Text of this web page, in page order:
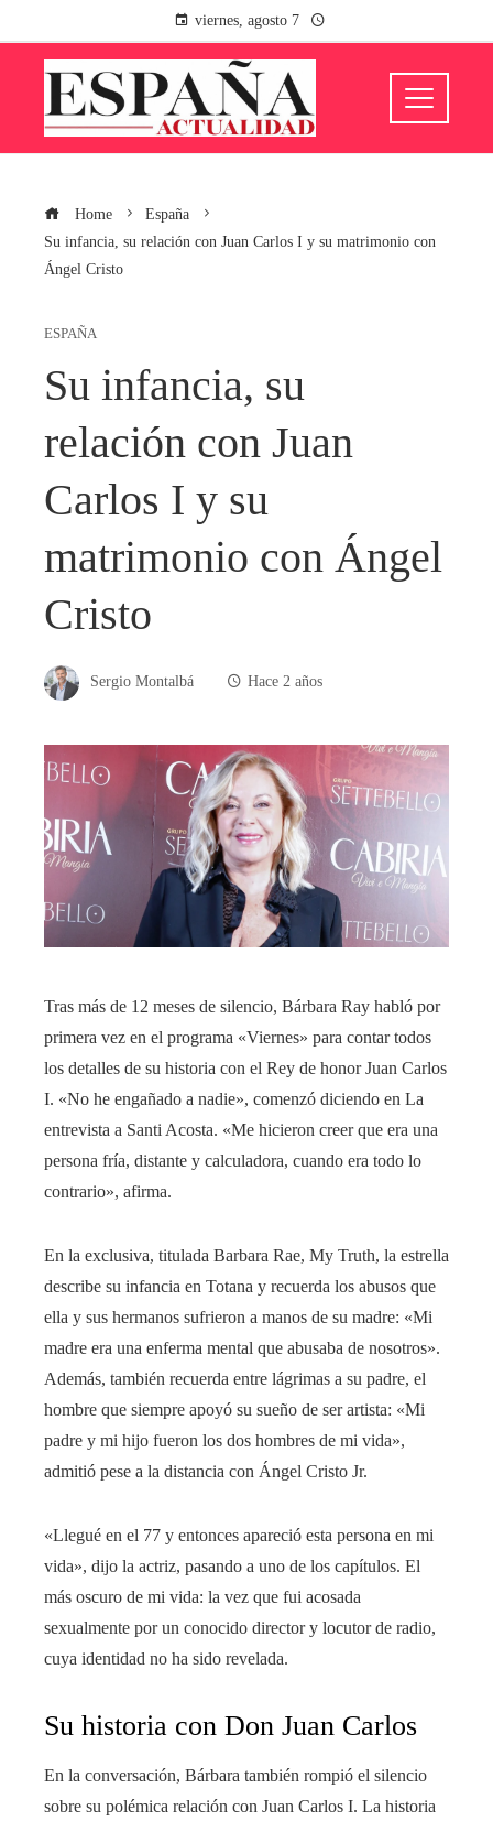
viernes, agosto 7
Home
España
Su infancia, su relación con Juan Carlos I y su matrimonio con
Ángel Cristo
ESPAÑA
Su infancia, su
relación con Juan
Carlos I y su
matrimonio con Ángel
Cristo
Sergio Montalbá Hace 2 años
Tras más de 12 meses de silencio, Bárbara Ray habló por
primera vez en el programa «Viernes» para contar todos
los detalles de su historia con el Rey de honor Juan Carlos
I. «No he engañado a nadie», comenzó diciendo en La
entrevista a Santi Acosta. «Me hicieron creer que era una
persona fría, distante y calculadora, cuando era todo lo
contrario», afirma.
En la exclusiva, titulada Barbara Rae, My Truth, la estrella
describe su infancia en Totana y recuerda los abusos que
ella y sus hermanos sufrieron a manos de su madre: «Mi
madre era una enferma mental que abusaba de nosotros».
Además, también recuerda entre lágrimas a su padre, el
hombre que siempre apoyó su sueño de ser artista: «Mi
padre y mi hijo fueron los dos hombres de mi vida»,
admitió pese a la distancia con Ángel Cristo Jr.
«Llegué en el 77 y entonces apareció esta persona en mi
vida», dijo la actriz, pasando a uno de los capítulos. El
más oscuro de mi vida: la vez que fui acosada
sexualmente por un conocido director y locutor de radio,
cuya identidad no ha sido revelada.
Su historia con Don Juan Carlos
En la conversación, Bárbara también rompió el silencio
sobre su polémica relación con Juan Carlos I. La historia